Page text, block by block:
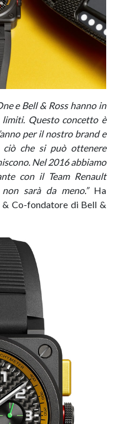
e Bell & Ross hanno in
Questo concetto è
per il nostro brand e
ciò che si può ottenere
Nel 2016 abbiamo
con il Team Renault
sarà da meno.” Ha
& Co-fondatore di Bell &